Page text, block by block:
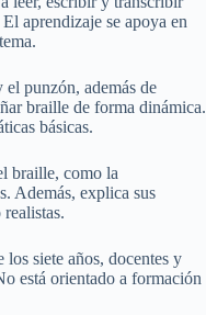
aprendizaje se apoya en
punzón, además de
braille de forma dinámica.
básicas.
braille, como la
Además, explica sus
los siete años, docentes y
está orientado a formación